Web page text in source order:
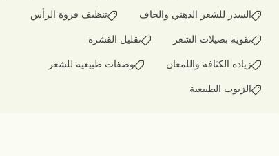
السدر للشعر الدهني والجاف تنظيف فروة الرأس
تقوية بصيلات الشعر تقليل القشرة
زيادة الكثافة واللمعان وصفات طبيعية للشعر
الزيوت الطبيعية